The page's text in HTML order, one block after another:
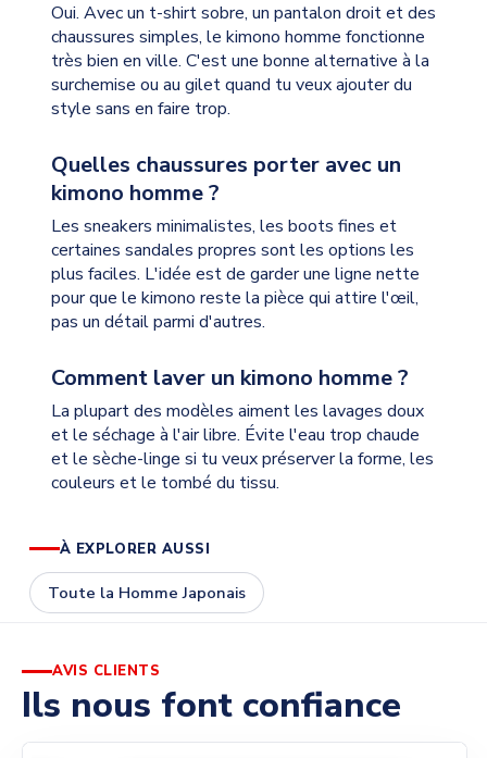
Oui. Avec un t-shirt sobre, un pantalon droit et des
chaussures simples, le kimono homme fonctionne
très bien en ville. C'est une bonne alternative à la
surchemise ou au gilet quand tu veux ajouter du
style sans en faire trop.
Quelles chaussures porter avec un
kimono homme ?
Les sneakers minimalistes, les boots fines et
certaines sandales propres sont les options les
plus faciles. L'idée est de garder une ligne nette
pour que le kimono reste la pièce qui attire l'œil,
pas un détail parmi d'autres.
Comment laver un kimono homme ?
La plupart des modèles aiment les lavages doux
et le séchage à l'air libre. Évite l'eau trop chaude
et le sèche-linge si tu veux préserver la forme, les
couleurs et le tombé du tissu.
À EXPLORER AUSSI
Toute la Homme Japonais
AVIS CLIENTS
Ils nous font confiance